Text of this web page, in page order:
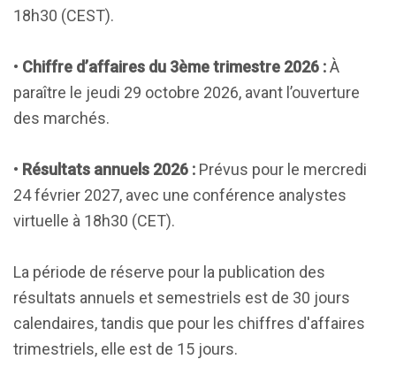
18h30 (CEST).
• Chiffre d’affaires du 3ème trimestre 2026 :À
paraître le jeudi 29 octobre 2026, avant l’ouverture
des marchés.
• Résultats annuels 2026 : Prévus pour le mercredi
24 février 2027, avec une conférence analystes
virtuelle à 18h30 (CET).
La période de réserve pour la publication des
résultats annuels et semestriels est de 30 jours
calendaires, tandis que pour les chiffres d'affaires
trimestriels, elle est de 15 jours.